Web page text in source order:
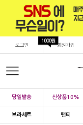
로그인 회원가입
1000원
당일발송 신상품10%
브라세트 팬티